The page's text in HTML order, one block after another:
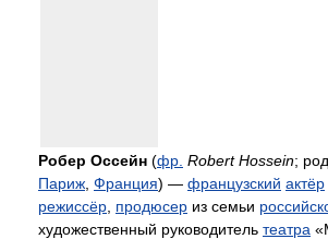
Робер Оссейн (фр. Robert Hossein; род.
Париж Франция) — французский актёр
режиссёр продюсер из семьи
художественный руководитель театра